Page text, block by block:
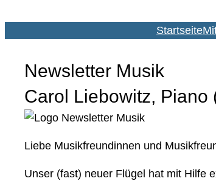
Startseite
Newsletter Musik
Carol Liebowitz, Piano
Liebe Musikfreundinnen und
Unser (fast) neuer Flügel hat mit Hilfe